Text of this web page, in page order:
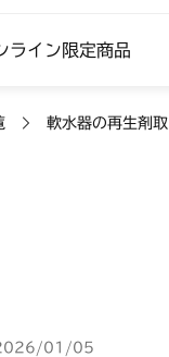
ライン限定商品
軟水器の再生剤
01/05